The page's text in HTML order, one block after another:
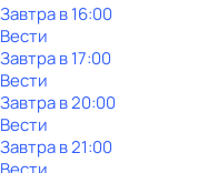
Завтра в 16:00
Вести
Завтра в 17:00
Вести
Завтра в 20:00
Вести
Завтра в 21:00